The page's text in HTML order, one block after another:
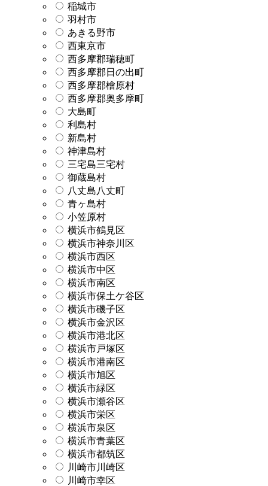
稲城市
羽村市
あきる野市
西東京市
西多摩郡瑞穂町
西多摩郡日の出町
西多摩郡檜原村
西多摩郡奥多摩町
大島町
利島村
新島村
神津島村
三宅島三宅村
御蔵島村
八丈島八丈町
青ヶ島村
小笠原村
横浜市鶴見区
横浜市神奈川区
横浜市西区
横浜市中区
横浜市南区
横浜市保土ケ谷区
横浜市磯子区
横浜市金沢区
横浜市港北区
横浜市戸塚区
横浜市港南区
横浜市旭区
横浜市緑区
横浜市瀬谷区
横浜市栄区
横浜市泉区
横浜市青葉区
横浜市都筑区
川崎市川崎区
川崎市幸区